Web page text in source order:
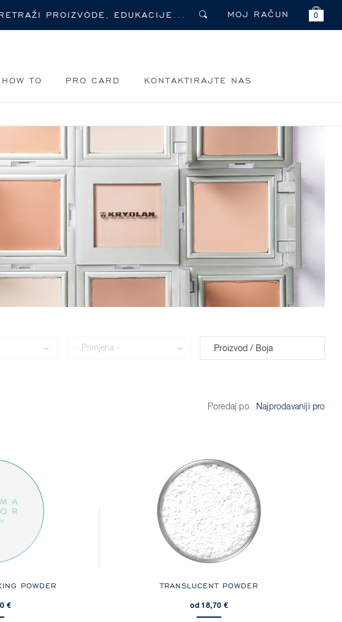
MOJ RAČUN 0
HOW TO PRO CARD KONTAKTIRAJTE NAS
Primjena Proizvod / Boja
Poredaj po
POWDER
€
TRANSLUCENT POWDER
od 18,70 €